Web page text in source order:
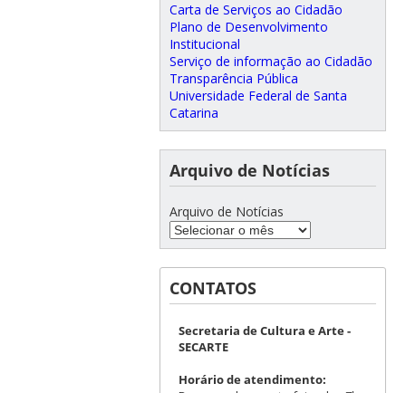
Carta de Serviços ao Cidadão
Plano de Desenvolvimento
Institucional
Serviço de informação ao Cidadão
Transparência Pública
Universidade Federal de Santa
Catarina
Arquivo de Notícias
Arquivo de Notícias
CONTATOS
Secretaria de Cultura e Arte -
SECARTE
Horário de atendimento: